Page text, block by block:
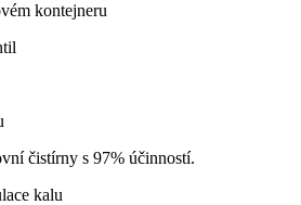
kontejneru
čistírny s 97% účinností.
kalu